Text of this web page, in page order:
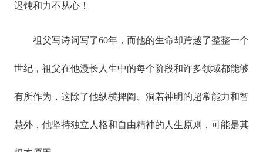
迟钝和力不从心！
祖父写诗词写了60年，而他的生命却跨越了整整一个
世纪，祖父在他漫长人生中的每个阶段和许多领域都能够
有所作为，这除了他纵横捭阖、洞若神明的超常能力和智
慧外，他坚持独立人格和自由精神的人生原则，可能是其